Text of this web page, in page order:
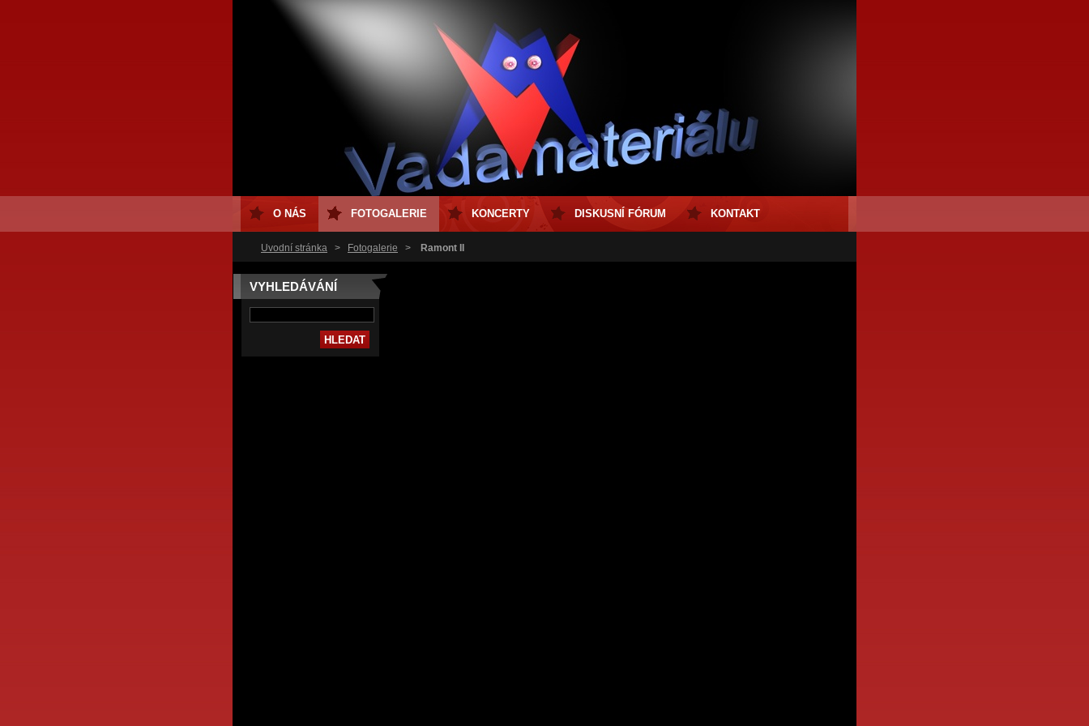
Úvodní stránka > Fotogalerie > Ramont II
VYHLEDÁVÁNÍ
O NÁS FOTOGALERIE KONCERTY DISKUSNÍ FÓRUM KONTAKT